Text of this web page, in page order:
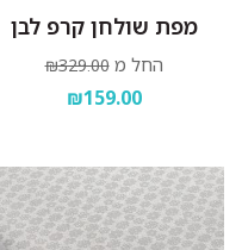
מפת שולחן קרפ לבן
החל מ ₪329.00
₪159.00